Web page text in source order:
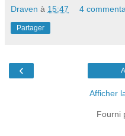
Draven à 15:47 4
Partager
‹
Afficher
Fourni